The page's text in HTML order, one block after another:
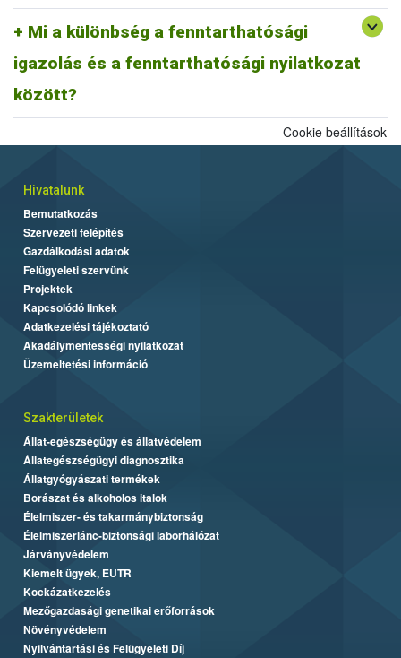
Mi a különbség a fenntarthatósági
igazolás és a fenntarthatósági nyilatkozat
között?
A fentiek alapján fenntarthatósági nyilatkozatnak minősül a
biomassza igazolás is, ahogyan egy ISCC farm nyilatkozat is,
más tagállami fenntarthatósági rendszer szerinti fenntarthatósági
dokumentum is.
Cookie beállítások
Hivatalunk
Bemutatkozás
Szervezeti felépítés
Gazdálkodási adatok
Felügyeleti szervünk
Projektek
Kapcsolódó linkek
Adatkezelési tájékoztató
Akadálymentességi nyilatkozat
Üzemeltetési információ
Szakterületek
Állat-egészségügy és állatvédelem
Állategészségügyi diagnosztika
Állatgyógyászati termékek
Borászat és alkoholos italok
Élelmiszer- és takarmánybiztonság
Élelmiszerlánc-biztonsági laborhálózat
Járványvédelem
Kiemelt ügyek, EUTR
Kockázatkezelés
Mezőgazdasági genetikai erőforrások
Növényvédelem
Nyilvántartási és Felügyeleti Díj